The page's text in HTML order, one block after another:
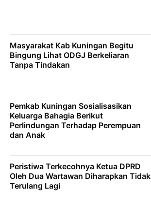
Masyarakat Kab Kuningan Begitu
Bingung Lihat ODGJ Berkeliaran
Tanpa Tindakan
Pemkab Kuningan Sosialisasikan
Keluarga Bahagia Berikut
Perlindungan Terhadap Perempuan
dan Anak
Peristiwa Terkecohnya Ketua DPRD
Oleh Dua Wartawan Diharapkan Tidak
Terulang Lagi